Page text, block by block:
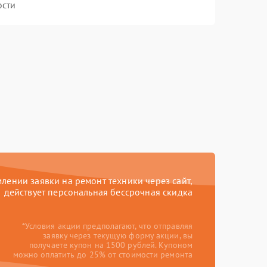
заявки на ремонт техники через сайт,
действует персональная бессрочная скидка
*Условия акции предполагают, что отправляя
заявку через текущую форму акции, вы
получаете купон на 1500 рублей. Купоном
можно оплатить до 25% от стоимости ремонта